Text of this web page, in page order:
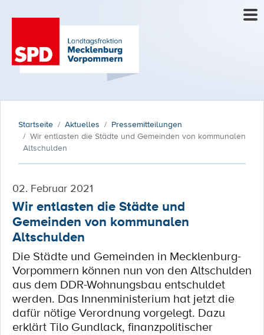
Startseite Aktuelles
Pressemitteilungen
Wir entlasten die Städte und Gemeinden von kommunalen
Altschulden
02. Februar 2021
Wir entlasten die Städte und
Gemeinden von kommunalen
Altschulden
Die Städte und Gemeinden in Mecklenburg-
Vorpommern können nun von den Altschulden
aus dem DDR-Wohnungsbau entschuldet
werden. Das Innenministerium hat jetzt die
dafür nötige Verordnung vorgelegt. Dazu
erklärt Tilo Gundlack, finanzpolitischer